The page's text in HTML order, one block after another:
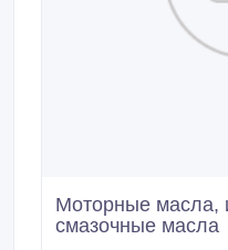
Моторные масла,
смазочные масла